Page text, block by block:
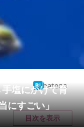
塩にかけて育
にすごい」
hatena
目次を表示